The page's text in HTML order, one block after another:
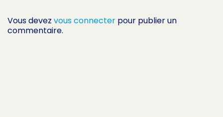
Vous devez vous connecter pour publier un
commentaire.